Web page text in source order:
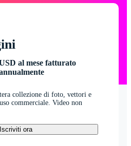
al mese fatturato
collezione di foto, vettori e
commerciale. Video non
Iscriviti ora